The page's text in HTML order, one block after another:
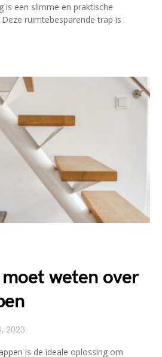
is een slimme en praktische
ruimtebesparende trap is
weten over
2023
is de ideale oplossing om